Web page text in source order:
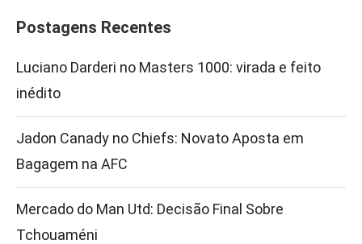
Postagens Recentes
Luciano Darderi no Masters 1000: virada e feito
inédito
Jadon Canady no Chiefs: Novato Aposta em
Bagagem na AFC
Mercado do Man Utd: Decisão Final Sobre
Tchouaméni